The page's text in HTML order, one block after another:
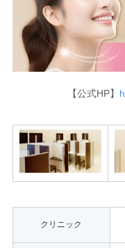
【公式HP】
クリニック